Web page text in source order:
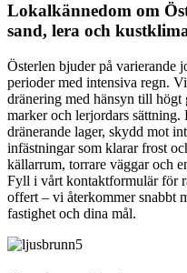
Lokalkännedom om
sand, lera och
Österlen bjuder på varierande
perioder med intensiva regn.
dränering med hänsyn till högt
marker och lerjordars sättning.
dränerande lager, skydd mot
infästningar som klarar frost
källarrum, torrare väggar och
Fyll i vårt kontaktformulär för
offert – vi återkommer snabbt
fastighet och dina mål.